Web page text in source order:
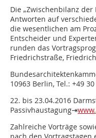
Die „Zwischenbilanz der
Antworten auf
die wesentlichen am
Entscheider und
runden das
Friedrichstraße,
10963 Berlin, Tel.: +49
22. bis 23.04.2016
Passivhaustagung⇥
Zahlreiche Vorträge